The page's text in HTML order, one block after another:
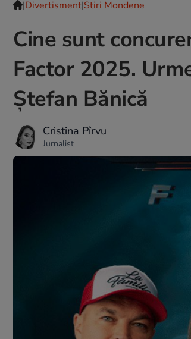
|Divertisment|Stiri Mondene
Cine sunt
Factor 2025.
Ștefan Bănică
Cristina Pîrvu
Jurnalist